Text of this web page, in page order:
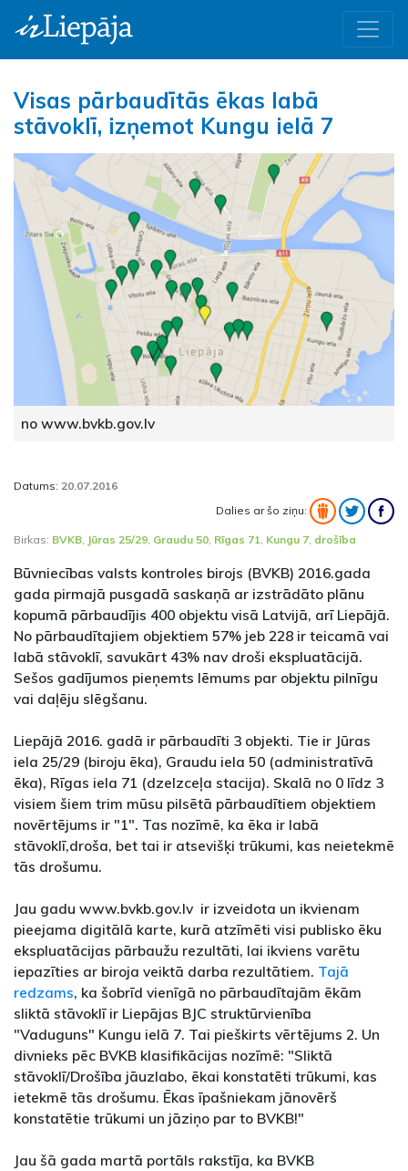
Visas pārbaudītās ēkas labā
stāvoklī, izņemot Kungu ielā 7
no www.bvkb.gov.lv
Datums: 20.07.2016
Dalies ar šo ziņu:
Birkas: BVKB, Jūras 25/29, Graudu 50, Rīgas 71, Kungu 7, drošība
Būvniecības valsts kontroles birojs (BVKB) 2016.gada
gada pirmajā pusgadā saskaņā ar izstrādāto plānu
kopumā pārbaudījis 400 objektu visā Latvijā, arī Liepājā.
No pārbaudītajiem objektiem 57% jeb 228 ir teicamā vai
labā stāvoklī, savukārt 43% nav droši ekspluatācijā.
Sešos gadījumos pieņemts lēmums par objektu pilnīgu
vai daļēju slēgšanu.
Liepājā 2016. gadā ir pārbaudīti 3 objekti. Tie ir Jūras
iela 25/29 (biroju ēka), Graudu iela 50 (administratīvā
ēka), Rīgas iela 71 (dzelzceļa stacija). Skalā no 0 līdz 3
visiem šiem trim mūsu pilsētā pārbaudītiem objektiem
novērtējums ir "1". Tas nozīmē, ka ēka ir labā
stāvoklī,droša, bet tai ir atsevišķi trūkumi, kas neietekmē
tās drošumu.
Jau gadu www.bvkb.gov.lv ir izveidota un ikvienam
pieejama digitālā karte, kurā atzīmēti visi publisko ēku
ekspluatācijas pārbaužu rezultāti, lai ikviens varētu
iepazīties ar biroja veiktā darba rezultātiem. Tajā
redzams, ka šobrīd vienīgā no pārbaudītajām ēkām
sliktā stāvoklī ir Liepājas BJC struktūrvienība
"Vaduguns" Kungu ielā 7. Tai pieškirts vērtējums 2. Un
divnieks pēc BVKB klasifikācijas nozīmē: "Sliktā
stāvoklī/Drošība jāuzlabo, ēkai konstatēti trūkumi, kas
ietekmē tās drošumu. Ēkas īpašniekam jānovērš
konstatētie trūkumi un jāziņo par to BVKB!"
Jau šā gada martā portāls rakstīja, ka BVKB